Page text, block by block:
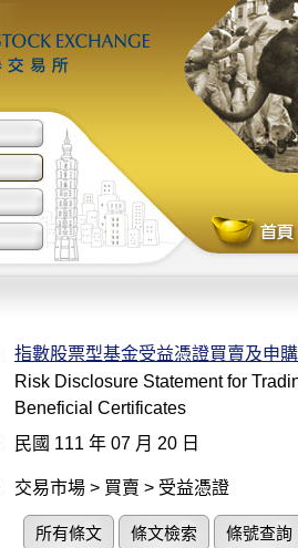
指數股票型基金受益憑證買賣及申
Risk Disclosure Statement for
Beneficial Certificates
民國 111 年 07 月 20 日
交易市場 > 買賣 > 受益憑證
所有條文 條文檢索 條號查詢